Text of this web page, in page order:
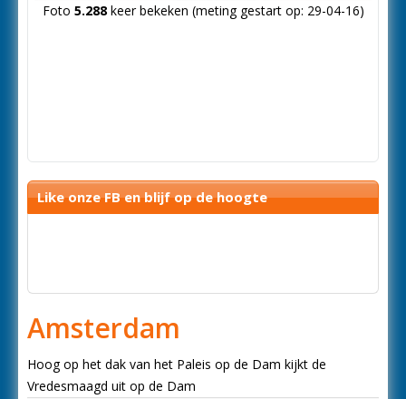
Foto 5.288keer bekeken (meting gestart op: 29-04-16)
Like onze FB en blijf op de hoogte
Amsterdam
Hoog op het dak van het Paleis op de Dam kijkt de
Vredesmaagd uit op de Dam